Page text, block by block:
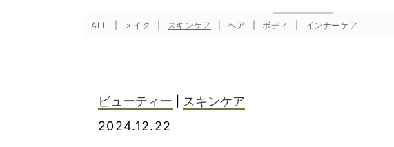
ALL メイク スキンケア ヘア ボディ インナーケア
ビューティー
スキンケア
2024.12.22